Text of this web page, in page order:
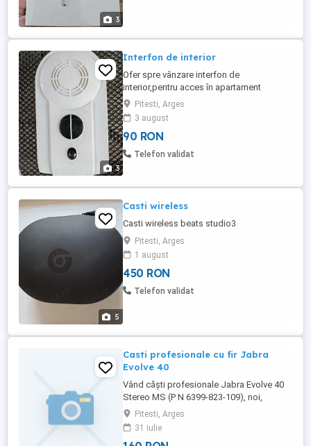
3
3
Interfon de interior
Ofer spre vânzare interfon de
interior,pentru acces în apartament
Pitesti, Arges
3 august
90 RON
Telefon validat
5
Casti wireless
Casti wireless beats studio3
Pitesti, Arges
1 august
450 RON
Telefon validat
Casti profesionale cu fir Jabra
Evolve 40
Vând căști profesionale Jabra Evolve 40
Stereo MS (P N 6399-823-109), noi,
sigilate în ambalaj original. Model
optimizat pentru Skype for Business si
Microsoft Teams, dar compatibil cu toate
Pitesti, Arges
31 iulie